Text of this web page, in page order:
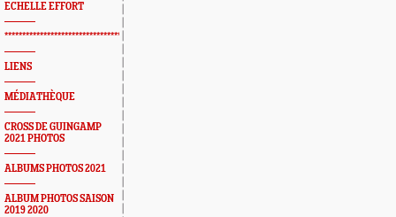
ECHELLE EFFORT
*************************************************
LIENS
MÉDIATHÈQUE
CROSS DE GUINGAMP
2021 PHOTOS
ALBUMS PHOTOS 2021
ALBUM PHOTOS SAISON
2019 2020